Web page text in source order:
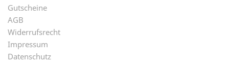
Gutscheine
AGB
Widerrufsrecht
Impressum
Datenschutz